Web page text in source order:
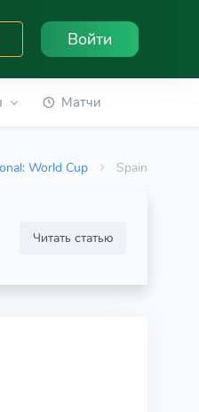
Войти
Матчи
World Cup Spain
Читать статью